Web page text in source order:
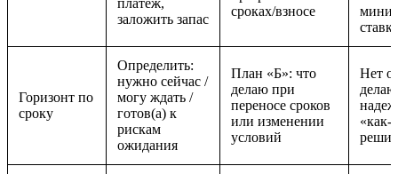
заложить запас
сроках/взносе
ставке
Горизонт по
сроку
Определить:
нужно сейчас /
могу ждать /
готов(а) к
рискам
ожидания
План «Б»: что
делаю при
переносе сроков
или изменении
условий
Нет
«как-